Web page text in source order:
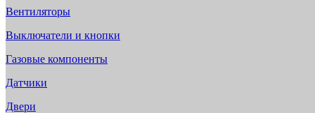
Вентиляторы
Выключатели и кнопки
Газовые компоненты
Датчики
Двери